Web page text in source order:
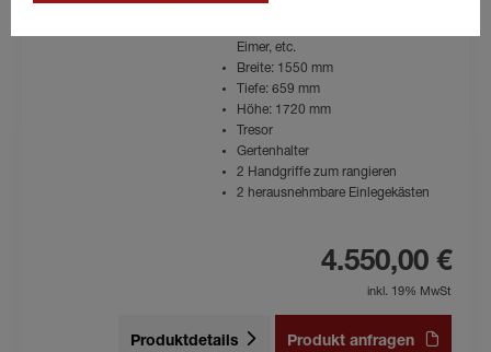
Ablagenetz und Spiegel an der Tür
Eimer, etc.
Breite: 1550 mm
Tiefe: 659 mm
Höhe: 1720 mm
Tresor
Gertenhalter
2 Handgriffe zum rangieren
2 herausnehmbare Einlegekästen
4.550,00 €
inkl. 19% MwSt
Produktdetails Produkt anfragen